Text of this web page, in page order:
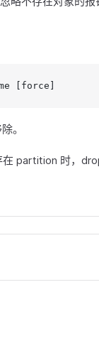
[force]
。
partition 时，